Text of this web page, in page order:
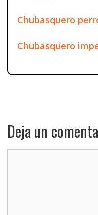
Chubasquero
Chubasquero
Deja un